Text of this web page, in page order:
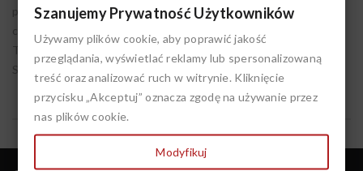
podanych danych osobowych jest LIVIEN. Możesz w każdym
czasie wycofać tę zgodę. Pamiętaj, że przetwarzanie przez nas
Twoich danych do czasu cofnięcia zgody jest zgodne z prawem.
Szczegóły w polityce prywatności.
Szanujemy Prywatność Użytkowników
Używamy plików cookie, aby poprawić jakość
przeglądania, wyświetlać reklamy lub spersonalizowaną
treść oraz analizować ruch w witrynie. Kliknięcie
przycisku „Akceptuj” oznacza zgodę na używanie przez
nas plików cookie.
Modyfikuj